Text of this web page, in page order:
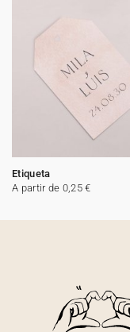
Etiqueta
A partir de 0,25 €